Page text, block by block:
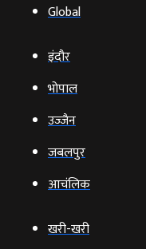
Global
इंदौर
भोपाल
उज्‍जैन
जबलपुर
आचंलिक
खरी-खरी